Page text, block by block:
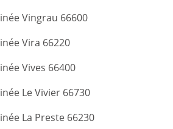
Vingrau 66600
Vira 66220
Vives 66400
Le Vivier 66730
La Preste 66230